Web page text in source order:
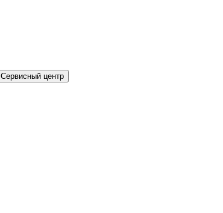
Сервисный центр